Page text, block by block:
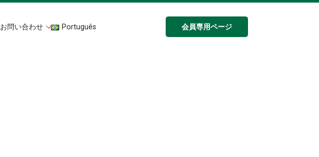
お問い合わせ Português 会員専用ページ